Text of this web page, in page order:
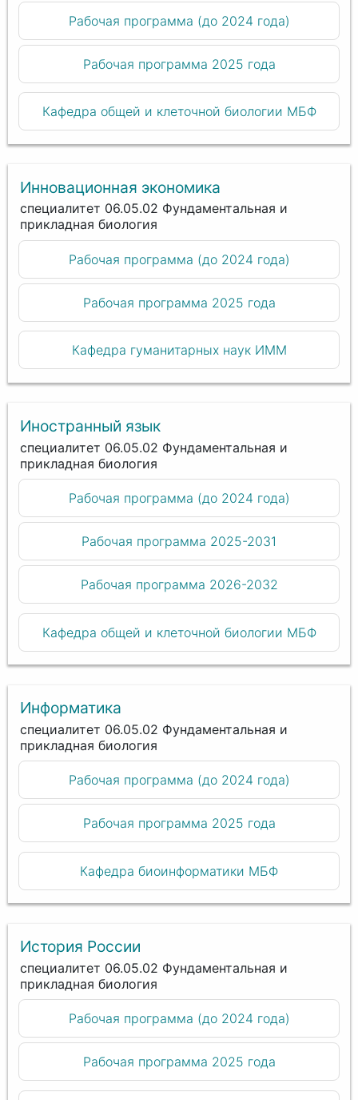
Рабочая программа (до 2024 года)
Рабочая программа 2025 года
Кафедра общей и клеточной биологии МБФ
Инновационная экономика
специалитет 06.05.02 Фундаментальная и
прикладная биология
Рабочая программа (до 2024 года)
Рабочая программа 2025 года
Кафедра гуманитарных наук ИММ
Иностранный язык
специалитет 06.05.02 Фундаментальная и
прикладная биология
Рабочая программа (до 2024 года)
Рабочая программа 2025-2031
Рабочая программа 2026-2032
Кафедра общей и клеточной биологии МБФ
Информатика
специалитет 06.05.02 Фундаментальная и
прикладная биология
Рабочая программа (до 2024 года)
Рабочая программа 2025 года
Кафедра биоинформатики МБФ
История России
специалитет 06.05.02 Фундаментальная и
прикладная биология
Рабочая программа (до 2024 года)
Рабочая программа 2025 года